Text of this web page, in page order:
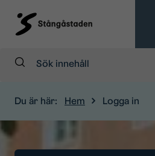
Sök:
Du är här: Hem Logga in